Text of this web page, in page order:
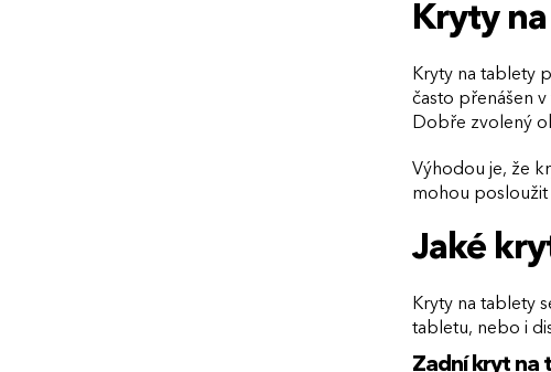
Kryty
Kryty na tablety
často přenášen
Dobře zvolený
Výhodou je, že
mohou
Jaké
Kryty na tablety
tabletu, nebo i
Zadní kryt na